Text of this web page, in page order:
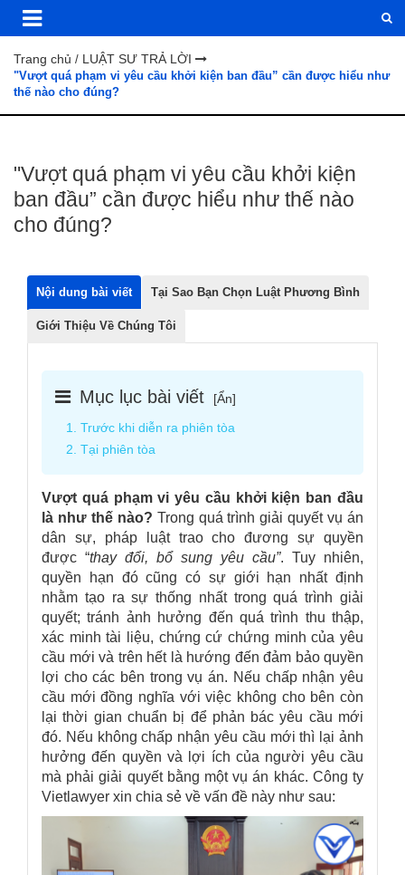
Trang chủ / LUẬT SƯ TRẢ LỜI
"Vượt quá phạm vi yêu cầu khởi kiện ban đầu” cần được hiểu như
thế nào cho đúng?
"Vượt quá phạm vi yêu cầu khởi kiện
ban đầu” cần được hiểu như thế nào
cho đúng?
Nội dung bài viết Tại Sao Bạn Chọn Luật Phương Bình
Giới Thiệu Về Chúng Tôi
Mục lục bài viết [Ẩn]
1. Trước khi diễn ra phiên tòa
2. Tại phiên tòa
Vượt quá phạm vi yêu cầu khởi kiện ban đầu
là như thế nào? Trong quá trình giải quyết vụ án
dân sự, pháp luật trao cho đương sự quyền
được “thay đổi, bổ sung yêu cầu”. Tuy nhiên,
quyền hạn đó cũng có sự giới hạn nhất định
nhằm tạo ra sự thống nhất trong quá trình giải
quyết; tránh ảnh hưởng đến quá trình thu thập,
xác minh tài liệu, chứng cứ chứng minh của yêu
cầu mới và trên hết là hướng đến đảm bảo quyền
lợi cho các bên trong vụ án. Nếu chấp nhận yêu
cầu mới đồng nghĩa với việc không cho bên còn
lại thời gian chuẩn bị để phản bác yêu cầu mới
đó. Nếu không chấp nhận yêu cầu mới thì lại ảnh
hưởng đến quyền và lợi ích của người yêu cầu
mà phải giải quyết bằng một vụ án khác. Công ty
Vietlawyer xin chia sẻ về vấn đề này như sau: